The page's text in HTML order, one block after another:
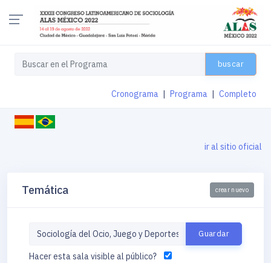
buscar
Cronograma Programa Completo
ir al sitio oficial
Temática crear nuevo
Hacer esta sala visible al público?